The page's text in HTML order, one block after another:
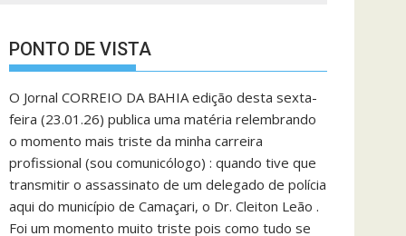
PONTO DE VISTA
O Jornal CORREIO DA BAHIA edição desta sexta-
feira (23.01.26) publica uma matéria relembrando
o momento mais triste da minha carreira
profissional (sou comunicólogo) : quando tive que
transmitir o assassinato de um delegado de polícia
aqui do município de Camaçari, o Dr. Cleiton Leão .
Foi um momento muito triste pois como tudo se